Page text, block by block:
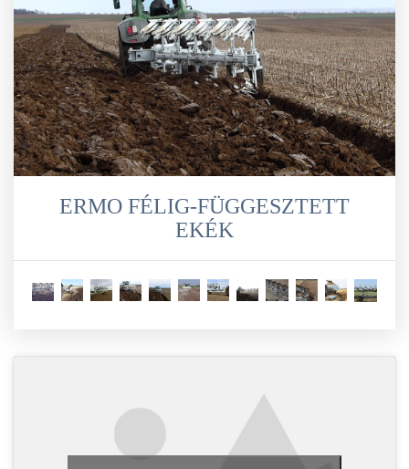
ERMO FÉLIG-FÜGGESZTETT
EKÉK